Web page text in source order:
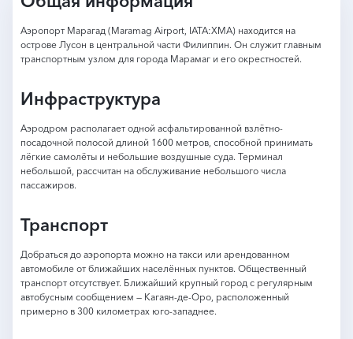
Аэропорт Марагад (Maramag Airport, IATA:XMA) находится на
острове Лусон в центральной части Филиппин. Он служит главным
транспортным узлом для города Марамаг и его окрестностей.
Инфраструктура
Аэродром располагает одной асфальтированной взлётно-
посадочной полосой длиной 1600 метров, способной принимать
лёгкие самолёты и небольшие воздушные суда. Терминал
небольшой, рассчитан на обслуживание небольшого числа
пассажиров.
Транспорт
Добраться до аэропорта можно на такси или арендованном
автомобиле от ближайших населённых пунктов. Общественный
транспорт отсутствует. Ближайший крупный город с регулярным
автобусным сообщением — Кагаян-де-Оро, расположенный
примерно в 300 километрах юго-западнее.